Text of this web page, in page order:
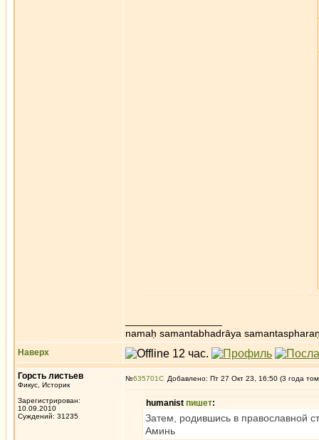
namaḥ samantabhadrāya
Наверх
Горсть листьев
Фикус, Историк
Зарегистрирован:
10.09.2010
Суждений: 31235
№635701 Добавлено: Пт 27 Окт 23, 16:50 (3 года
humanist пишет:
Затем, родившись в православной
Аминь